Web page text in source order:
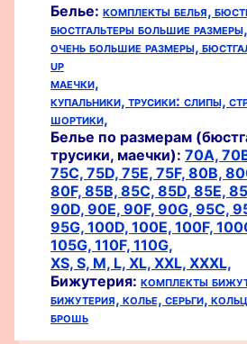
Белье: комплекты белья,
бюстгальтеры большие размеры,
очень большие размеры,
up
маечки,
купальники, трусики: слипы,
шортики,
Белье по размерам
трусики, маечки): 70A,
75C, 75D, 75E, 75F, 80B,
80F, 85B, 85C, 85D, 85E,
90D, 90E, 90F, 90G, 95C,
95G, 100D, 100E, 100F,
105G, 110F, 110G,
XS, S, M, L, XL, XXL, XXXL,
Бижутерия: комплекты
бижутерия, колье, серьги,
брошь